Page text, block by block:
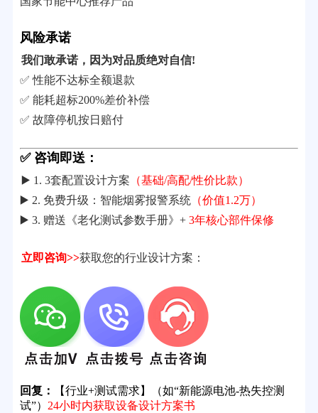
风险承诺
我们敢承诺，因为对品质绝对自信!
✅ 性能不达标全额退款
✅ 能耗超标200%差价补偿
✅ 故障停机按日赔付
✅ 咨询即送：
▶️ 1. 3套配置设计方案 （基础/高配/性价比款）
▶️ 2. 免费升级：智能烟雾报警系统（价值1.2万）
▶️ 3. 赠送《老化测试参数手册》+ 3年核心部件保修
立即咨询>>获取您的行业设计方案：
回复：
【行业+测试需求】（如“新能源电池-热失控测
试”） 24小时内获取设备设计方案书